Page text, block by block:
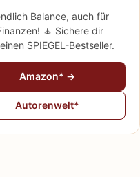
Balance, auch für
🧘 Sichere dir
SPIEGEL-Bestseller.
Amazon* →
Autorenwelt*